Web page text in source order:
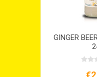
GINGER